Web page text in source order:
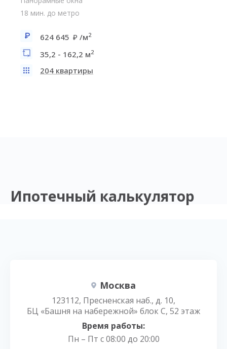
18 мин. до метро
624 645 /м2
35,2 - 162,2 м2
204 квартиры
Ипотечный калькулятор
Москва
123112, Пресненская наб., д. 10,
БЦ «Башня на набережной» блок С, 52 этаж
Время работы:
Пн – Пт с 08:00 до 20:00